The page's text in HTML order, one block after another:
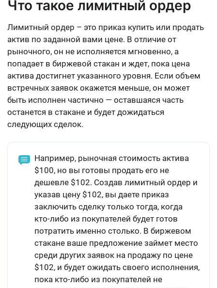
Что такое лимитный ордер
Лимитный ордер – это приказ купить или продать
актив по заданной вами цене. В отличие от
рыночного, он не исполняется мгновенно, а
попадает в биржевой стакан и ждет, пока цена
актива достигнет указанного уровня. Если объем
встречных заявок окажется меньше, он может
быть исполнен частично — оставшаяся часть
останется в стакане и будет дожидаться
следующих сделок.
Например, рыночная стоимость актива
$100, но вы готовы продать его не
дешевле $102. Создав лимитный ордер и
указав цену $102, вы даете приказ
заключить сделку только тогда, когда
кто-либо из покупателей будет готов
потратить именно столько. В биржевом
стакане ваше предложение займет место
среди других заявок на продажу по цене
$102, и будет ожидать своего исполнения,
пока кто-либо из покупателей не